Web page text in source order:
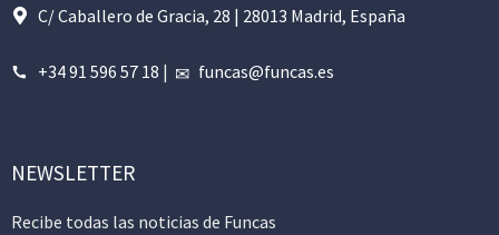
C/ Caballero de Gracia, 28 | 28013 Madrid, España
+34 91 596 57 18 | funcas@funcas.es
NEWSLETTER
Recibe todas las noticias de Funcas